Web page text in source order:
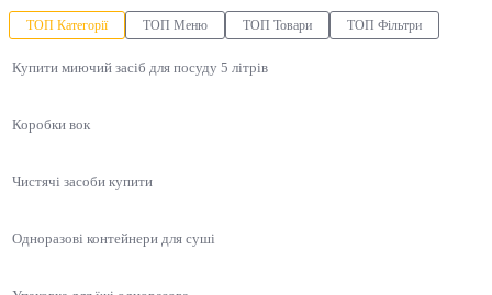
ТОП Категорії ТОП Меню ТОП Товари ТОП Фільтри
Купити миючий засіб для посуду 5 літрів
Коробки вок
Чистячі засоби купити
Одноразові контейнери для суші